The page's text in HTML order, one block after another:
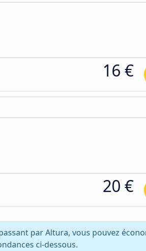
16 €
20 €
par Altura, vous pouvez
ci-dessous.